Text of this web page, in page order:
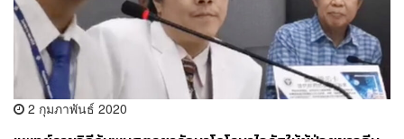
2 กุมภาพันธ์ 2020